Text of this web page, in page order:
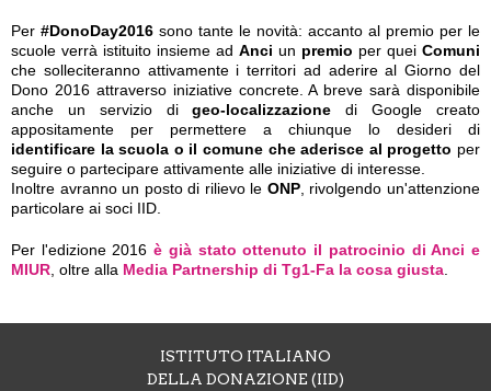
Per #DonoDay2016 sono tante le novità: accanto al premio per le
scuole verrà istituito insieme ad Anci un premio per quei Comuni
che solleciteranno attivamente i territori ad aderire al Giorno del
Dono 2016 attraverso iniziative concrete. A breve sarà disponibile
anche un servizio digeo-localizzazione di Google creato
appositamente per permettere a chiunque lo desideri di
identificare la scuola o il comune che aderisce al progetto per
seguire o partecipare attivamente alle iniziative di interesse.
Inoltre avranno un posto di rilievo le ONP, rivolgendo un'attenzione
particolare ai soci IID.
Per l'edizione 2016è già stato ottenuto il patrocinio di Anci e
MIUR, oltre alla Media Partnership di Tg1-Fa la cosa giusta.
ISTITUTO ITALIANO
DELLA DONAZIONE (IID)